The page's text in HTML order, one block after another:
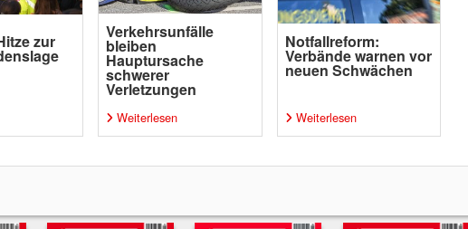
zur Verkehrsunfälle
bleiben
Hauptursache
schwerer
Verletzungen
Weiterlesen
Notfallreform:
Verbände warnen vor
neuen Schwächen
Weiterlesen